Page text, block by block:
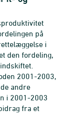
på
i
den fordeling,
2001-2003,
andre
i 2001-2003
fra et